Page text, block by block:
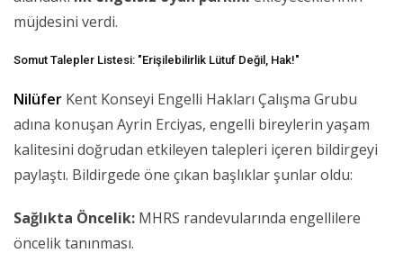
müjdesini verdi.
Somut Talepler Listesi: "Erişilebilirlik Lütuf Değil, Hak!"
Nilüfer Kent Konseyi Engelli Hakları Çalışma Grubu
adına konuşan Ayrin Erciyas, engelli bireylerin yaşam
kalitesini doğrudan etkileyen talepleri içeren bildirgeyi
paylaştı. Bildirgede öne çıkan başlıklar şunlar oldu:
Sağlıkta Öncelik: MHRS randevularında engellilere
öncelik tanınması.